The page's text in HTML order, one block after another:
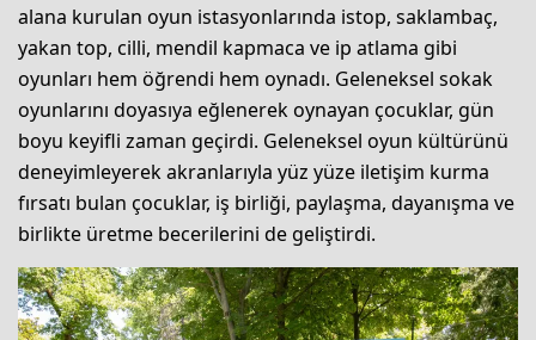
alana kurulan oyun istasyonlarında istop, saklambaç,
yakan top, cilli, mendil kapmaca ve ip atlama gibi
oyunları hem öğrendi hem oynadı. Geleneksel sokak
oyunlarını doyasıya eğlenerek oynayan çocuklar, gün
boyu keyifli zaman geçirdi. Geleneksel oyun kültürünü
deneyimleyerek akranlarıyla yüz yüze iletişim kurma
fırsatı bulan çocuklar, iş birliği, paylaşma, dayanışma ve
birlikte üretme becerilerini de geliştirdi.